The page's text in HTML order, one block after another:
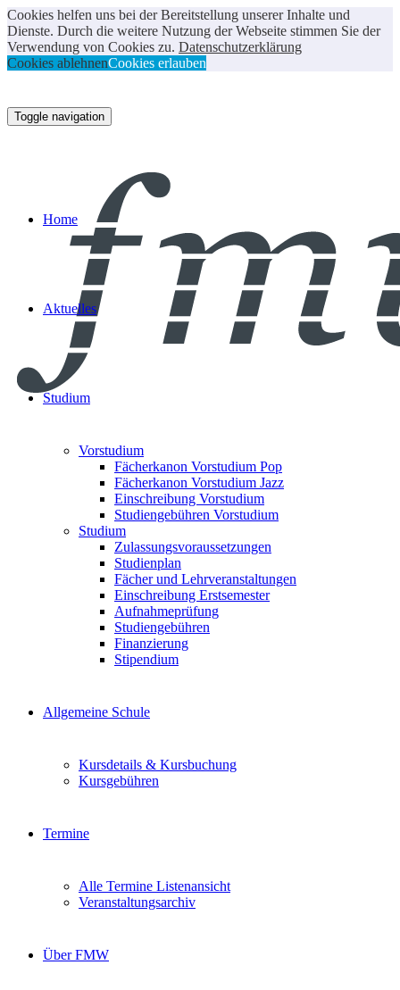
Cookies helfen uns bei der Bereitstellung unserer Inhalte und
Dienste. Durch die weitere Nutzung der Webseite stimmen Sie der
Verwendung von Cookies zu. Datenschutzerklärung
Cookies ablehnenCookies erlauben
Toggle navigation
Home
Aktuelles
Studium
Vorstudium
Fächerkanon Vorstudium Pop
Fächerkanon Vorstudium Jazz
Einschreibung Vorstudium
Studiengebühren Vorstudium
Studium
Zulassungsvoraussetzungen
Studienplan
Fächer und Lehrveranstaltungen
Einschreibung Erstsemester
Aufnahmeprüfung
Studiengebühren
Finanzierung
Stipendium
Allgemeine Schule
Kursdetails & Kursbuchung
Kursgebühren
Termine
Alle Termine Listenansicht
Veranstaltungsarchiv
Über FMW